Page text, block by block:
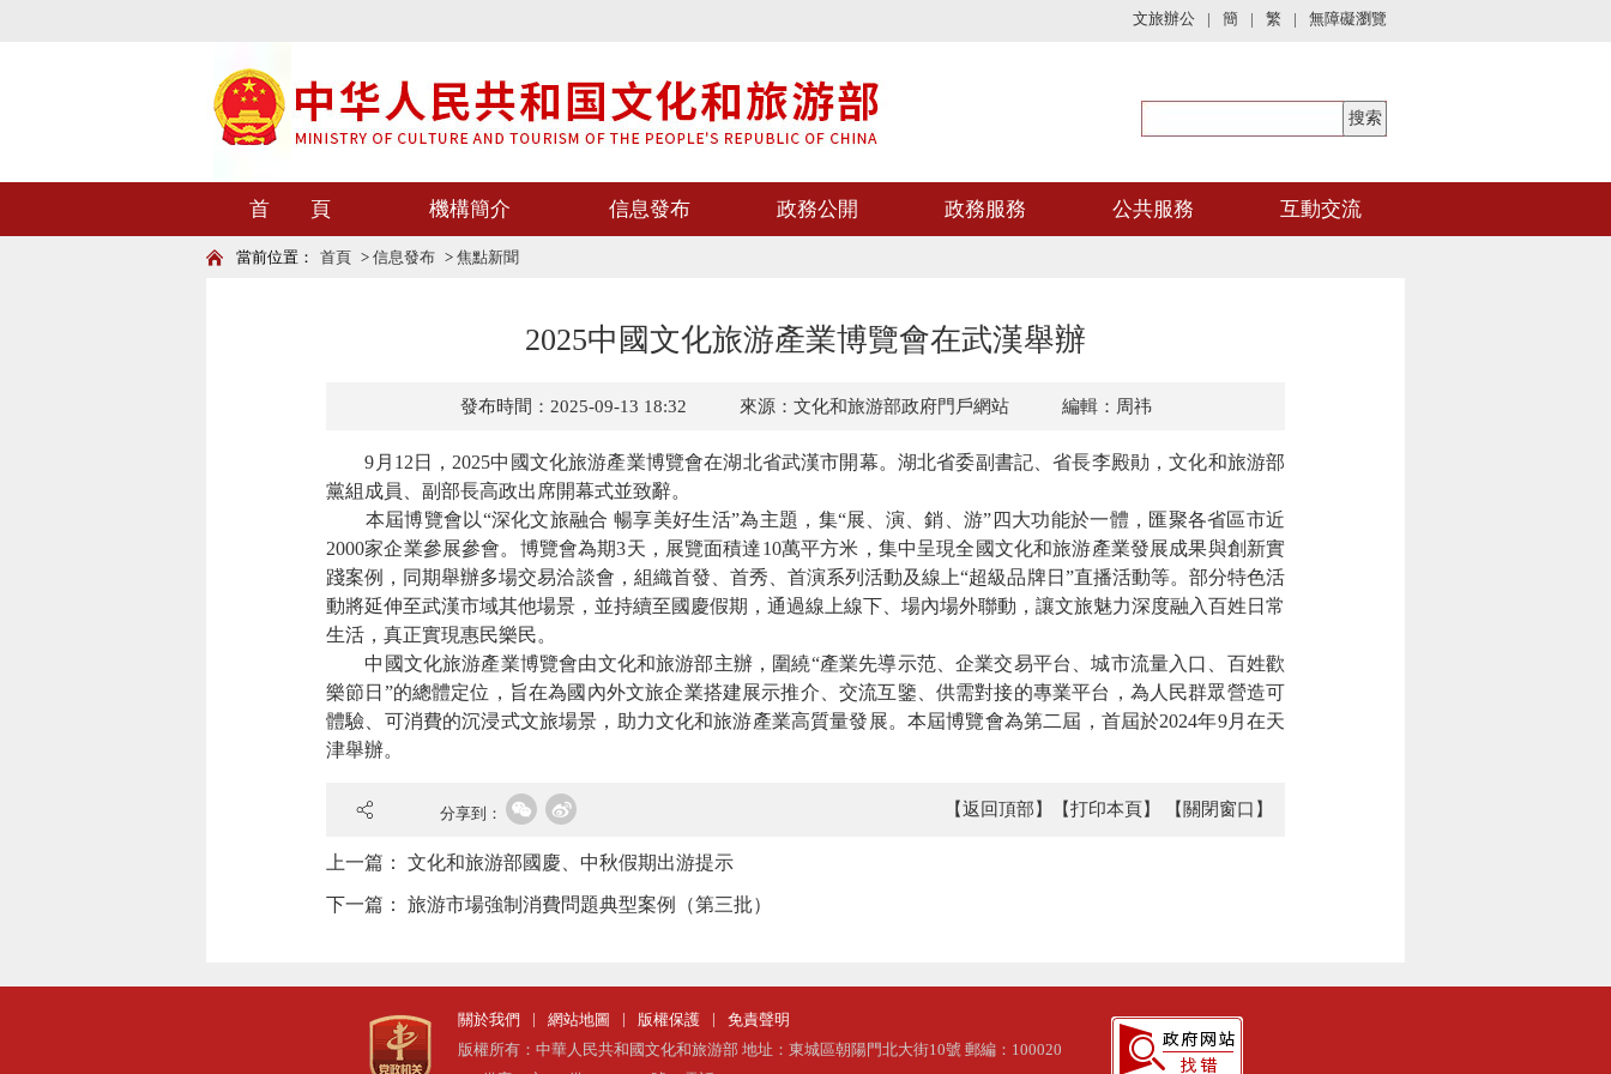
文旅辦公 | 簡 | 繁 | 無障礙瀏覽
首 頁 機構簡介 信息發布 政務公開 政務服務 公共服務 互動交流
當前位置： 首頁 > 信息發布 > 焦點新聞
2025中國文化旅游產業博覽會在武漢舉辦
發布時間：2025-09-13 18:32 來源：文化和旅游部政府門戶網站 編輯：周祎
9月12日，2025中國文化旅游產業博覽會在湖北省武漢市開幕。湖北省委副書記、省長李殿勛，文化和旅游部
黨組成員、副部長高政出席開幕式並致辭。
本屆博覽會以“深化文旅融合 暢享美好生活”為主題， 集“展、演、銷、游” 四大功能於一體， 匯聚各省區市近
2000家企業參展參會。博覽會為期3天，展覽面積達10萬平方米 ， 集中呈現全國文化和旅游產業發展成果與創新實
踐案例，同期舉辦多場交易洽談會，組織首發、首秀、首演系列活動及線上“超級品牌日 ”直播活動等。 部分特色活
動將延伸至武漢市域其他場景，並持續至國慶假期，通過線上線下、場內場外聯動，讓文旅魅力深度融入百姓日常
生活，真正實現惠民樂民。
中國文化旅游產業博覽會由文化和旅游部主辦， 圍繞“產業先導示范、企業交易平台、城市流量入口、百姓歡
樂節日”的總體定位，旨在為國內外文旅企業搭建展示推介、交流互鑒、供需對接的專業平台，為人民群眾營造可
體驗、可消費的沉浸式文旅場景，助力文化和旅游產業高質量發展。本屆博覽會為第二屆，首屆於2024年9月在天
津舉辦。
分享到： 【返回頂部】 【打印本頁】 【關閉窗口】
上一篇： 文化和旅游部國慶、中秋假期出游提示
下一篇： 旅游市場強制消費問題典型案例（第三批）